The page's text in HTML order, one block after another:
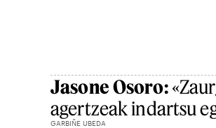
Jasone Osoro:
agertzeak indartsu
GARBIÑE UBEDA